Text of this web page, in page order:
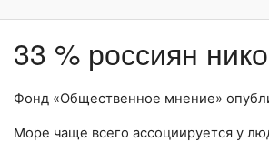
33 % россиян
Фонд «Общественное мнение»
Море чаще всего ассоциируется у